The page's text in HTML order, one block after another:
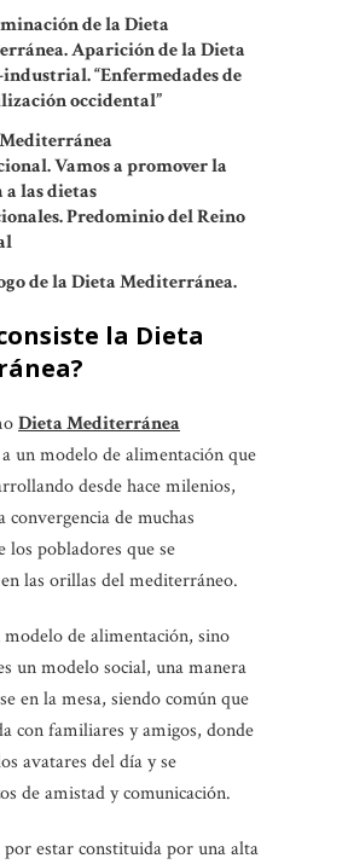
de la Dieta
Aparición de la Dieta
“Enfermedades de
occidental”
Vamos a promover la
las dietas
Predominio del Reino
de la Dieta Mediterránea.
la Dieta
Dieta Mediterránea
un modelo de alimentación que
desde hace milenios,
convergencia de muchas
los pobladores que se
las orillas del mediterráneo.
de alimentación, sino
un modelo social, una manera
en la mesa, siendo común que
con familiares y amigos, donde
avatares del día y se
de amistad y comunicación.
por estar constituida por una alta